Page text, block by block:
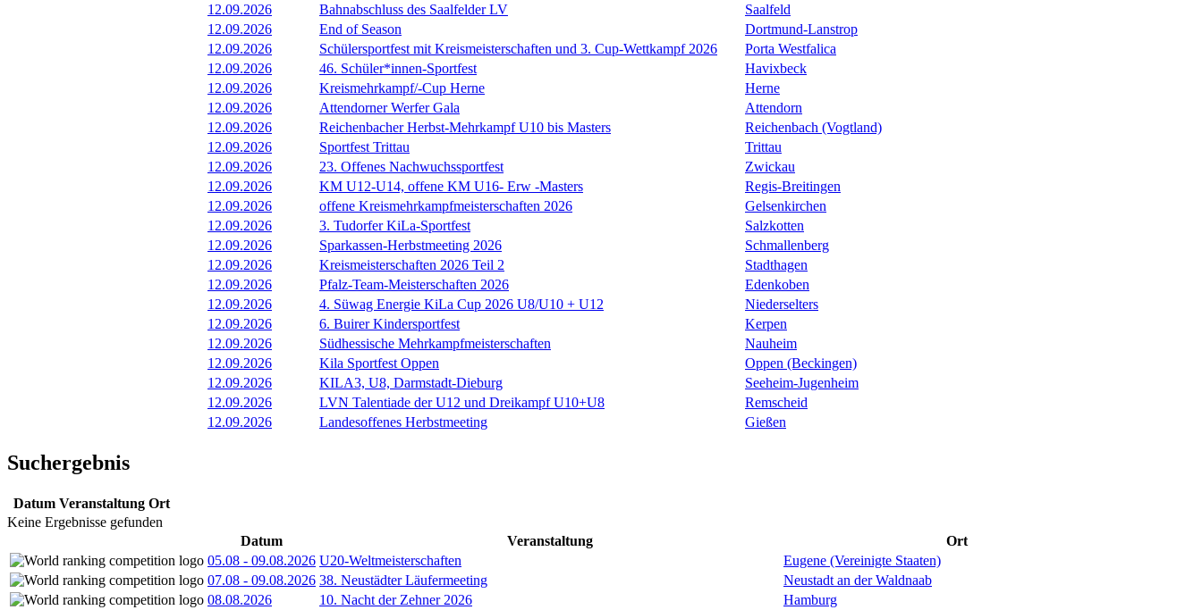
12.09.2026
Bahnabschluss des Saalfelder LV
Saalfeld
12.09.2026
End of Season
Dortmund-Lanstrop
12.09.2026
Schülersportfest mit Kreismeisterschaften und 3. Cup-Wettkampf 2026
Porta Westfalica
12.09.2026
46. Schüler*innen-Sportfest
Havixbeck
12.09.2026
Kreismehrkampf/-Cup Herne
Herne
12.09.2026
Attendorner Werfer Gala
Attendorn
12.09.2026
Reichenbacher Herbst-Mehrkampf U10 bis Masters
Reichenbach (Vogtland)
12.09.2026
Sportfest Trittau
Trittau
12.09.2026
23. Offenes Nachwuchssportfest
Zwickau
12.09.2026
KM U12-U14, offene KM U16- Erw -Masters
Regis-Breitingen
12.09.2026
offene Kreismehrkampfmeisterschaften 2026
Gelsenkirchen
12.09.2026
3. Tudorfer KiLa-Sportfest
Salzkotten
12.09.2026
Sparkassen-Herbstmeeting 2026
Schmallenberg
12.09.2026
Kreismeisterschaften 2026 Teil 2
Stadthagen
12.09.2026
Pfalz-Team-Meisterschaften 2026
Edenkoben
12.09.2026
4. Süwag Energie KiLa Cup 2026 U8/U10 + U12
Niederselters
12.09.2026
6. Buirer Kindersportfest
Kerpen
12.09.2026
Südhessische Mehrkampfmeisterschaften
Nauheim
12.09.2026
Kila Sportfest Oppen
Oppen (Beckingen)
12.09.2026
KILA3, U8, Darmstadt-Dieburg
Seeheim-Jugenheim
12.09.2026
LVN Talentiade der U12 und Dreikampf U10+U8
Remscheid
12.09.2026
Landesoffenes Herbstmeeting Gießen
Suchergebnis
Datum Veranstaltung Ort
Keine Ergebnisse gefunden
Datum
Veranstaltung
Ort
05.08 - 09.08.2026 U20-Weltmeisterschaften
Eugene (Vereinigte Staaten)
07.08 - 09.08.2026 38. Neustädter Läufermeeting
Neustadt an der Waldnaab
08.08.2026
10. Nacht der Zehner 2026
Hamburg